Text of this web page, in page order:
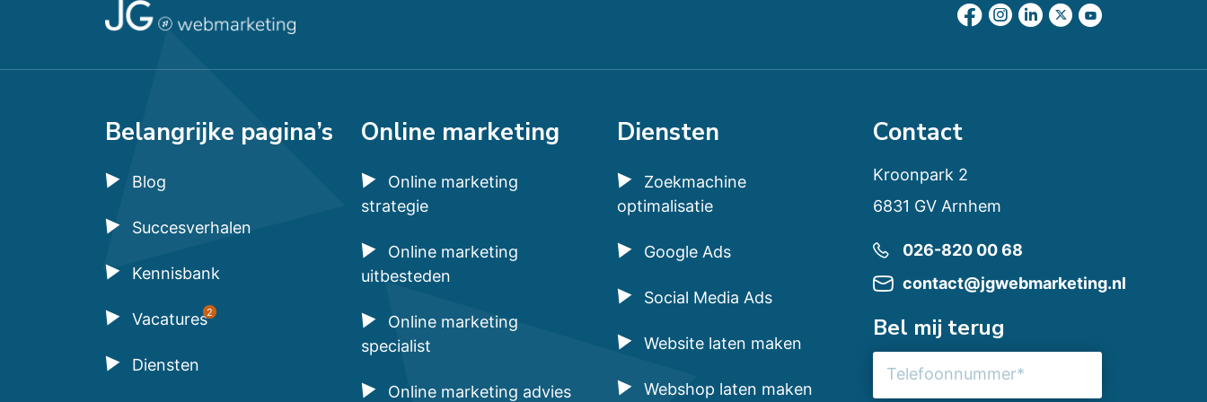
Belangrijke pagina’s
Blog
Succesverhalen
Kennisbank
Vacatures2
Diensten
Online marketing
Online marketing
strategie
Online marketing
uitbesteden
Online marketing
specialist
Online marketing advies
Diensten
Zoekmachine
optimalisatie
Google Ads
Social Media Ads
Website laten maken
Webshop laten maken
Contact
Kroonpark 2
6831 GV Arnhem
026-820 00 68
contact@jgwebmarketing.nl
Bel mij terug